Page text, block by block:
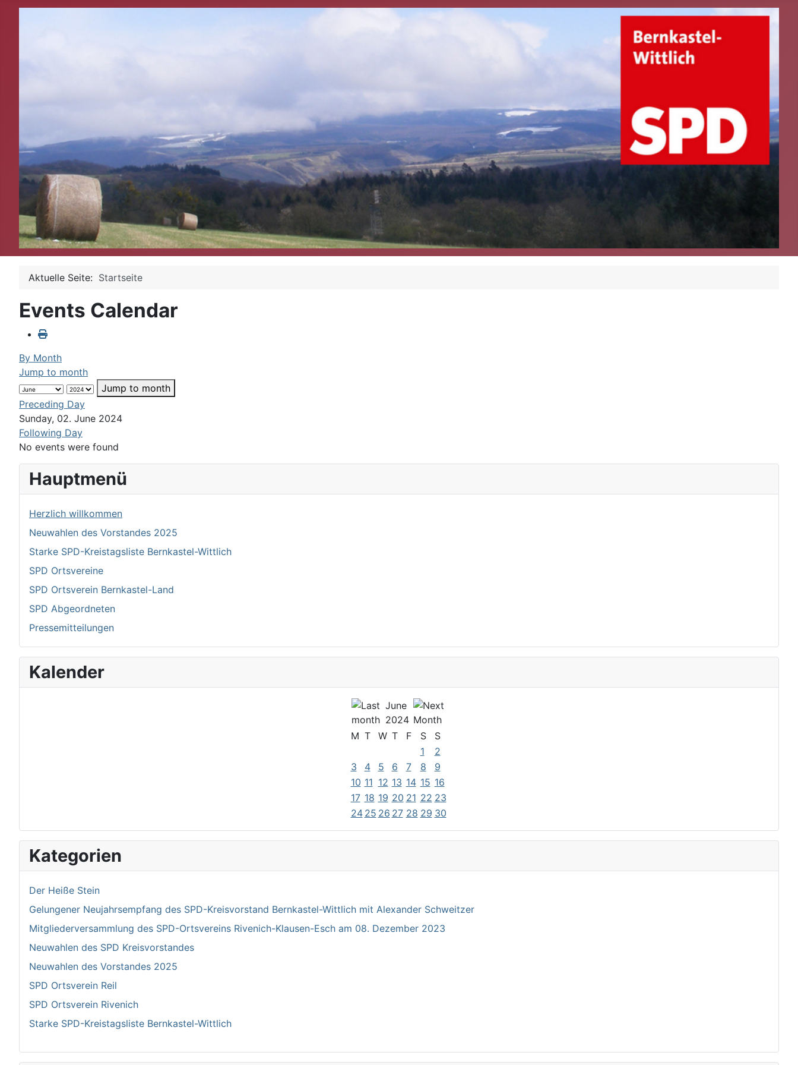
Aktuelle Seite: Startseite
Events Calendar
By Month
Jump to month
Jump to month
Preceding Day
Sunday, 02. June 2024
Following Day
No events were found
Hauptmenü
Herzlich willkommen
Neuwahlen des Vorstandes 2025
Starke SPD-Kreistagsliste Bernkastel-Wittlich
SPD Ortsvereine
SPD Ortsverein Bernkastel-Land
SPD Abgeordneten
Pressemitteilungen
Kalender
June
2024
M T W T F S
S
1
2
3
4 5 6 7 8
9
10 11 12 13 14 15 16
17 18 19 20 21 22 23
24 25 26 27 28 29 30
Kategorien
Der Heiße Stein
Gelungener Neujahrsempfang des SPD-Kreisvorstand Bernkastel-Wittlich mit Alexander Schweitzer
Mitgliederversammlung des SPD-Ortsvereins Rivenich-Klausen-Esch am 08. Dezember 2023
Neuwahlen des SPD Kreisvorstandes
Neuwahlen des Vorstandes 2025
SPD Ortsverein Reil
SPD Ortsverein Rivenich
Starke SPD-Kreistagsliste Bernkastel-Wittlich